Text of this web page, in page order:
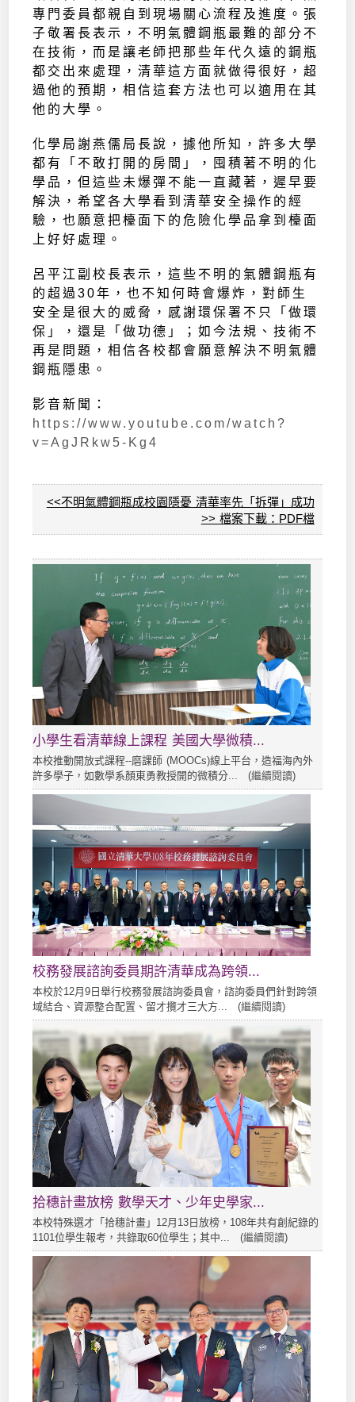
專門委員都親自到現場關心流程及進度。張
子敬署長表示，不明氣體鋼瓶最難的部分不
在技術，而是讓老師把那些年代久遠的鋼瓶
都交出來處理，清華這方面就做得很好，超
過他的預期，相信這套方法也可以適用在其
他的大學。
化學局謝燕儒局長說，據他所知，許多大學
都有「不敢打開的房間」，囤積著不明的化
學品，但這些未爆彈不能一直藏著，遲早要
解決，希望各大學看到清華安全操作的經
驗，也願意把檯面下的危險化學品拿到檯面
上好好處理。
呂平江副校長表示，這些不明的氣體鋼瓶有
的超過30年，也不知何時會爆炸，對師生
安全是很大的威脅，感謝環保署不只「做環
保」，還是「做功德」；如今法規、技術不
再是問題，相信各校都會願意解決不明氣體
鋼瓶隱患。
影音新聞：
https://www.youtube.com/watch?
v=AgJRkw5-Kg4
<<不明氣體鋼瓶成校園隱憂 清華率先「拆彈」成功
>> 檔案下載： PDF檔
小學生看清華線上課程 美國大學微積...
本校推動開放式課程--磨課師 (MOOCs)線上平台，造福海內外
許多學子，如數學系顏東勇教授開的微積分... (繼續閱讀)
校務發展諮詢委員期許清華成為跨領...
本校於12月9日舉行校務發展諮詢委員會，諮詢委員們針對跨領
域結合、資源整合配置、留才攬才三大方... (繼續閱讀)
拾穗計畫放榜 數學天才、少年史學家...
本校特殊選才「拾穗計畫」12月13日放榜，108年共有創紀錄的
1101位學生報考，共錄取60位學生；其中... (繼續閱讀)